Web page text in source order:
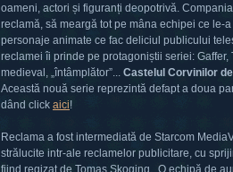
oameni, actori și figuranți deopotrivă.
reclamă, să meargă tot pe mâna echipei ce le-
personaje animate ce fac deliciul publicului
reclamei îi prinde pe protagoniștii seriei:
medieval, „întâmplător”... Castelul Corvinilor
Această nouă serie reprezintă defapt a doua
dând click aici!
Reclama a fost intermediată de Starcom
strălucite intr-ale reclamelor publicitare, cu
fiind regizat de Tomas Skoging. O echipă de